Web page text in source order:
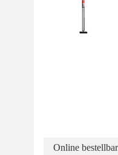
Online bestellbar